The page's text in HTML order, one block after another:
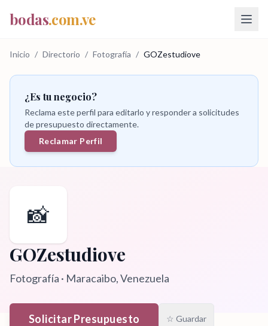
bodas.com.ve
Inicio / Directorio / Fotografía / GOZestudiove
¿Es tu negocio?
Reclama este perfil para editarlo y responder a solicitudes
de presupuesto directamente.
Reclamar Perfil
📸
GOZestudiove
Fotografía · Maracaibo, Venezuela
Solicitar Presupuesto ☆ Guardar